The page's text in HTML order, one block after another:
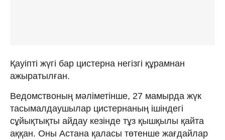
Қауіпті жүгі бар цистерна негізгі құрамнан
ажыратылған.
Ведомствоның мәліметінше, 27 мамырда жүк
тасымалдаушылар цистернаның ішіндегі
сұйықтықты айдау кезінде тұз қышқылы қайта
аққан. Оны Астана қаласы төтенше жағдайлар